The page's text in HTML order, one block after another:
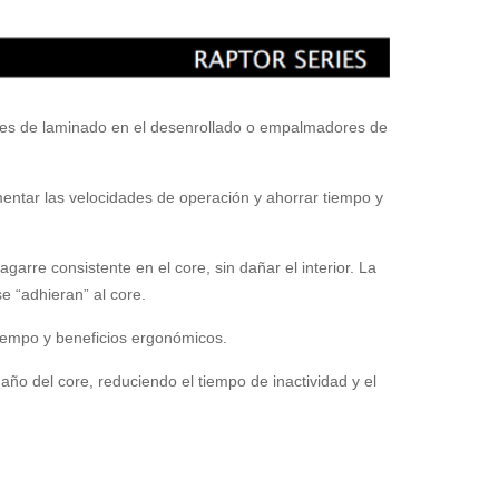
de laminado en el desenrollado o empalmadores de
las velocidades de operación y ahorrar tiempo y
consistente en el core, sin dañar el interior. La
al core.
y beneficios ergonómicos.
del core, reduciendo el tiempo de inactividad y el